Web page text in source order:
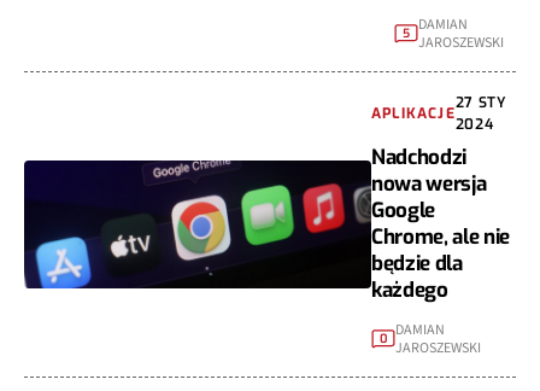
5 DAMIAN
JAROSZEWSKI
APLIKACJE
27 STY
2024
Nadchodzi
nowa wersja
Google
Chrome, ale nie
będzie dla
każdego
0
DAMIAN
JAROSZEWSKI